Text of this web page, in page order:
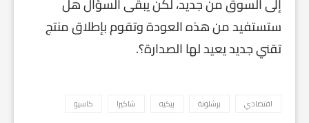
ستستفيد من هذه العودة وتقوم بإطلاق منتج
تقني جديد يعيد لها الصدارة؟.
اقتصادي برشلونة بيكيه شاكيرا كاسيو